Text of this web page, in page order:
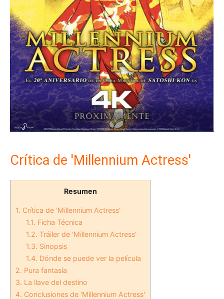
Crítica de 'Millennium Actress'
Resumen
1. Crítica de 'Millennium Actress'
1.1. Ficha Técnica
1.2. Tráiler de 'Millennium Actress'
1.3. Sinopsis
1.4. Dónde se puede ver la película
2. Pura fantasía
3. La llave del destino
4. Conclusiones de 'Millennium Actress'